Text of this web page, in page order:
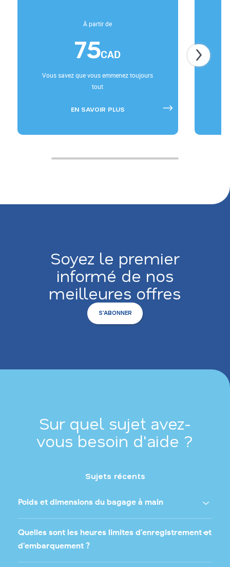
À partir de
75CAD
Vous savez que vous emmenez toujours
tout
EN SAVOIR PLUS
Soyez le premier
informé de nos
meilleures offres
S'ABONNER
Sur quel sujet avez-
vous besoin d'aide ?
Sujets récents
Poids et dimensions du bagage à main
Quelles sont les heures limites d'enregistrement et
d'embarquement ?